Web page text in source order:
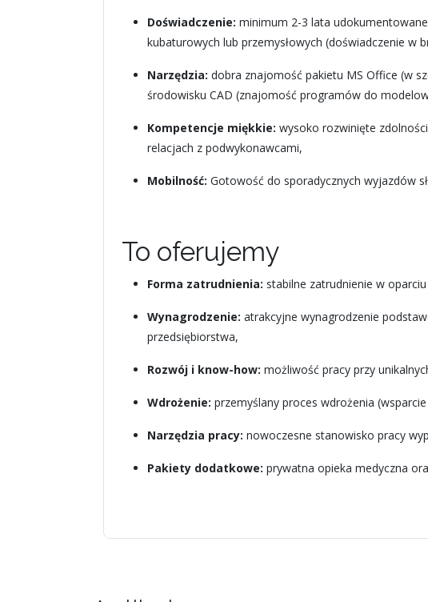
Doświadczenie: minimum 2-3 lata
kubaturowych lub przemysłowych (doświadczenie
Narzędzia: dobra znajomość pakietu MS Office (w
środowisku CAD (znajomość programów do
Kompetencje miękkie: wysoko rozwinięte
relacjach z podwykonawcami,
Mobilność: Gotowość do sporadycznych wyjazdów
To oferujemy
Forma zatrudnienia: stabilne zatrudnienie w
Wynagrodzenie: atrakcyjne wynagrodzenie
przedsiębiorstwa,
Rozwój i know-how: możliwość pracy przy
Wdrożenie: przemyślany proces wdrożenia
Narzędzia pracy: nowoczesne stanowisko pracy
Pakiety dodatkowe: prywatna opieka medyczna